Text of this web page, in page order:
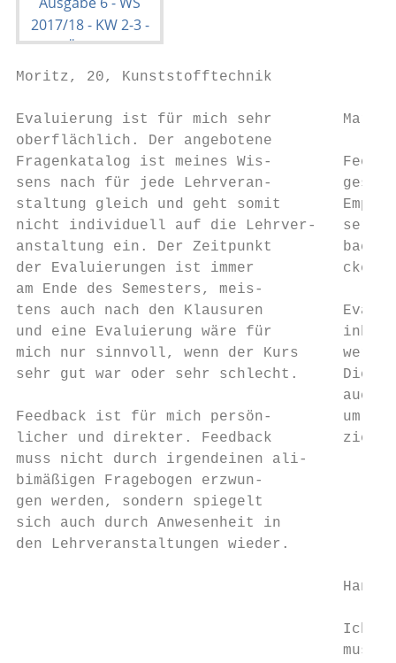
Moritz, 20, Kunststofftechnik
Evaluierung ist für mich sehr        Mario,
oberflächlich. Der angebotene
Fragenkatalog ist meines Wis-
sens nach für jede Lehrveran-
staltung gleich und geht somit
nicht individuell auf die Lehrver-   ser
anstaltung ein. Der Zeitpunkt        backs
der Evaluierungen ist immer          ckeln
am Ende des Semesters, meis-
tens auch nach den Klausuren
und eine Evaluierung wäre für
mich nur sinnvoll, wenn der Kurs
sehr gut war oder sehr schlecht.
auch
Feedback ist für mich persön-        um
licher und direkter. Feedback
muss nicht durch irgendeinen ali-
bimäßigen Fragebogen erzwun-
gen werden, sondern spiegelt
sich auch durch Anwesenheit in
den Lehrveranstaltungen wieder.
Ich
muss